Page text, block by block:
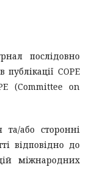
послідовно
COPE
(Committee on
та/або сторонні
відповідно до
міжнародних